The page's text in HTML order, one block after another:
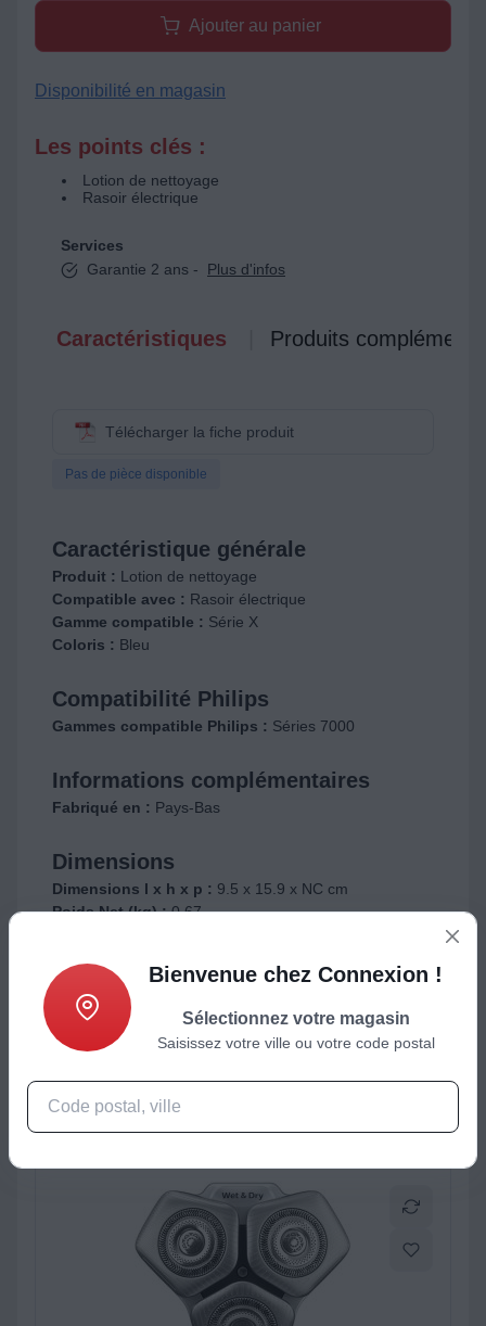
Ajouter au panier
Disponibilité en magasin
Les points clés :
Lotion de nettoyage
Rasoir électrique
Services
Garantie 2 ans -
Plus d'infos
Caractéristiques Produits
Télécharger la fiche produit
Pas de pièce disponible
Caractéristique générale
Produit : Lotion de nettoyage
Compatible avec : Rasoir électrique
Gamme compatible : Série X
Coloris : Bleu
Compatibilité Philips
Gammes compatible Philips : Séries 7000
Informations complémentaires
Fabriqué en : Pays-Bas
Dimensions
Dimensions l x h x p : 9.5 x 15.9 x NC cm
Poids Net (kg) :0.67
Produits complémentaires
Bienvenue chez Connexion !
Sélectionnez votre magasin
Saisissez votre ville ou votre code postal